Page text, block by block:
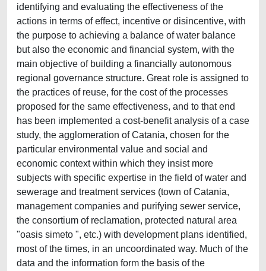
identifying and evaluating the effectiveness of the
actions in terms of effect, incentive or disincentive, with
the purpose to achieving a balance of water balance
but also the economic and financial system, with the
main objective of building a financially autonomous
regional governance structure. Great role is assigned to
the practices of reuse, for the cost of the processes
proposed for the same effectiveness, and to that end
has been implemented a cost-benefit analysis of a case
study, the agglomeration of Catania, chosen for the
particular environmental value and social and
economic context within which they insist more
subjects with specific expertise in the field of water and
sewerage and treatment services (town of Catania,
management companies and purifying sewer service,
the consortium of reclamation, protected natural area
"oasis simeto ", etc.) with development plans identified,
most of the times, in an uncoordinated way. Much of the
data and the information form the basis of the